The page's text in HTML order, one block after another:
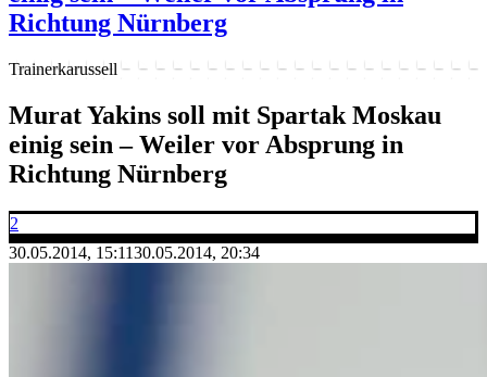
Richtung Nürnberg
Trainerkarussell
Murat Yakins soll mit Spartak Moskau
einig sein – Weiler vor Absprung in
Richtung Nürnberg
2
30.05.2014, 15:1130.05.2014, 20:34